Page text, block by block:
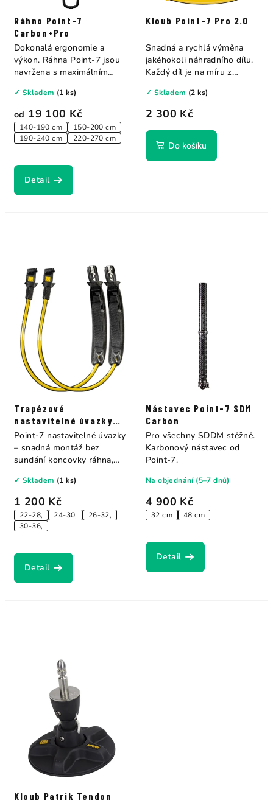
Ráhno Point-7
Carbon+Pro
od 19 100 Kč
140-190 cm
150-200 cm
190-240 cm
220-270 cm
✓ Skladem (1 ks)
Detail
Dokonalá ergonomie a
výkon. Ráhna Point-7 jsou
navržena s maximálním
Kloub Point-7 Pro 2.0
2 300 Kč
✓ Skladem (2 ks)
Do košíku
Snadná a rychlá výměna
jakéhokoli náhradního dílu.
Každý díl je na míru z
Trapézové
nastavitelné úvazky
Point-7
1 200 Kč
22-28, 24-30,
26-32,
30-36,
✓ Skladem (1 ks)
Detail
Point-7 nastavitelné úvazky
– snadná montáž bez
sundání koncovky ráhna,
Nástavec Point-7 SDM
Carbon
4 900 Kč
32 cm 48 cm
Na objednání (5–7 dnů)
Detail
Pro všechny SDDM stěžně.
Karbonový nástavec od
Point-7.
Kloub Patrik Tendon